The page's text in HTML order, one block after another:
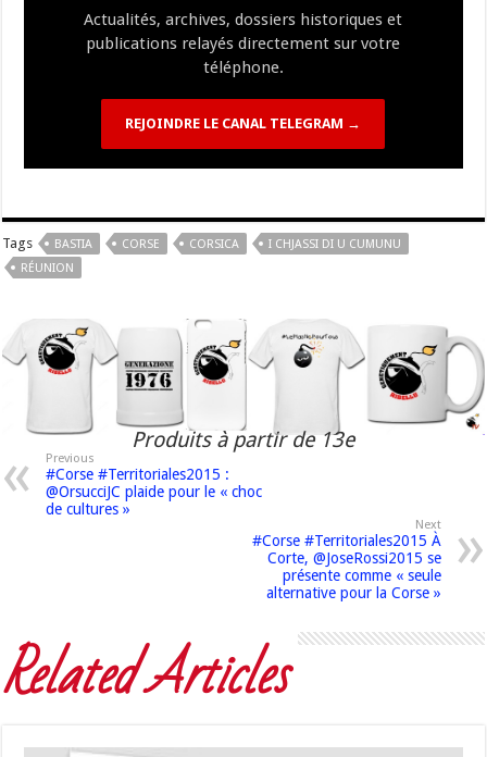
Actualités, archives, dossiers historiques et
publications relayés directement sur votre
téléphone.
REJOINDRE LE CANAL TELEGRAM →
Tags BASTIA CORSE CORSICA
I CHJASSI DI U CUMUNU
RÉUNION
Produits à partir de 13e
Previous
#Corse #Territoriales2015 :
@OrsucciJC plaide pour le « choc
de cultures »
Next
#Corse #Territoriales2015 À
Corte, @JoseRossi2015 se
présente comme « seule
alternative pour la Corse »
Related Articles